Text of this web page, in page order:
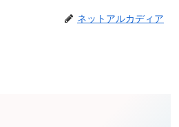
ネットアルカディア